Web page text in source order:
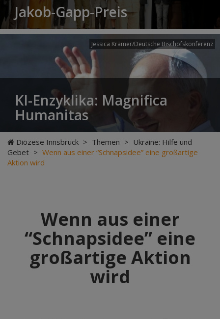
Jakob-Gapp-Preis
Jessica Krämer/Deutsche Bischofskonferenz
KI-Enzyklika: Magnifica
Humanitas
Diözese Innsbruck > Themen > Ukraine: Hilfe und
Gebet > Wenn aus einer “Schnapsidee” eine großartige
Aktion wird
Wenn aus einer
“Schnapsidee” eine
großartige Aktion
wird